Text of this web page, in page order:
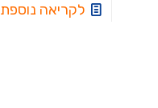
לקריאה נוספת